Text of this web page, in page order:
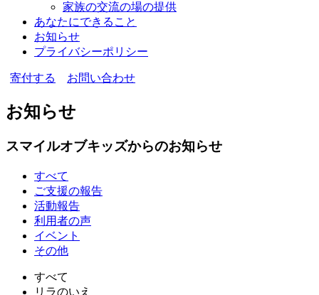
家族の交流の場の提供
あなたにできること
お知らせ
プライバシーポリシー
寄付する お問い合わせ
お知らせ
スマイルオブキッズからのお知らせ
すべて
ご支援の報告
活動報告
利用者の声
イベント
その他
すべて
リラのいえ